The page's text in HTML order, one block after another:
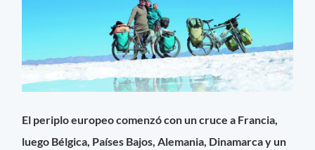
El periplo europeo comenzó con un cruce a Francia,
luego Bélgica, Países Bajos, Alemania, Dinamarca y un